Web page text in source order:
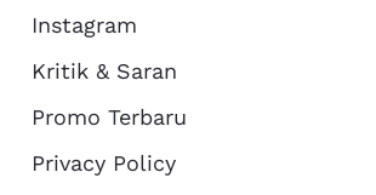
Instagram
Kritik & Saran
Promo Terbaru
Privacy Policy